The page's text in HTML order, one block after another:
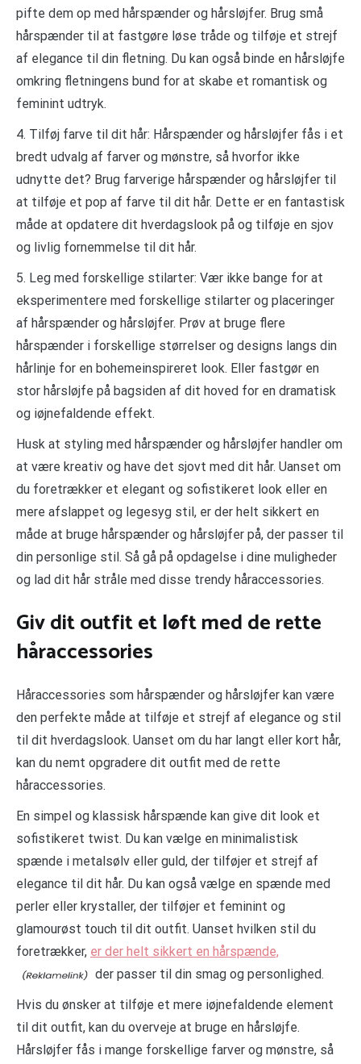
pifte dem op med hårspænder og hårsløjfer. Brug små
hårspænder til at fastgøre løse tråde og tilføje et strejf
af elegance til din fletning. Du kan også binde en hårsløjfe
omkring fletningens bund for at skabe et romantisk og
feminint udtryk.
4. Tilføj farve til dit hår: Hårspænder og hårsløjfer fås i et
bredt udvalg af farver og mønstre, så hvorfor ikke
udnytte det? Brug farverige hårspænder og hårsløjfer til
at tilføje et pop af farve til dit hår. Dette er en fantastisk
måde at opdatere dit hverdagslook på og tilføje en sjov
og livlig fornemmelse til dit hår.
5. Leg med forskellige stilarter: Vær ikke bange for at
eksperimentere med forskellige stilarter og placeringer
af hårspænder og hårsløjfer. Prøv at bruge flere
hårspænder i forskellige størrelser og designs langs din
hårlinje for en bohemeinspireret look. Eller fastgør en
stor hårsløjfe på bagsiden af dit hoved for en dramatisk
og iøjnefaldende effekt.
Husk at styling med hårspænder og hårsløjfer handler om
at være kreativ og have det sjovt med dit hår. Uanset om
du foretrækker et elegant og sofistikeret look eller en
mere afslappet og legesyg stil, er der helt sikkert en
måde at bruge hårspænder og hårsløjfer på, der passer til
din personlige stil. Så gå på opdagelse i dine muligheder
og lad dit hår stråle med disse trendy håraccessories.
Giv dit outfit et løft med de rette
håraccessories
Håraccessories som hårspænder og hårsløjfer kan være
den perfekte måde at tilføje et strejf af elegance og stil
til dit hverdagslook. Uanset om du har langt eller kort hår,
kan du nemt opgradere dit outfit med de rette
håraccessories.
En simpel og klassisk hårspænde kan give dit look et
sofistikeret twist. Du kan vælge en minimalistisk
spænde i metalsølv eller guld, der tilføjer et strejf af
elegance til dit hår. Du kan også vælge en spænde med
perler eller krystaller, der tilføjer et feminint og
glamourøst touch til dit outfit. Uanset hvilken stil du
foretrækker, er der helt sikkert en hårspænde,
der passer til din smag og personlighed.
Hvis du ønsker at tilføje et mere iøjnefaldende element
til dit outfit, kan du overveje at bruge en hårsløjfe.
Hårsløjfer fås i mange forskellige farver og mønstre, så